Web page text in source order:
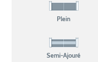
Plein
Semi-Ajouré